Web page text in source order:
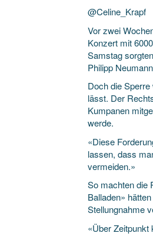
@Celine_Krapf
Vor zwei
Konzert mit
Samstag
Philipp
Doch die
lässt. Der
Kumpanen
werde.
«Diese
lassen, dass
vermeiden.»
So machten die
Balladen»
Stellungnahme
«Über Zeitpunkt